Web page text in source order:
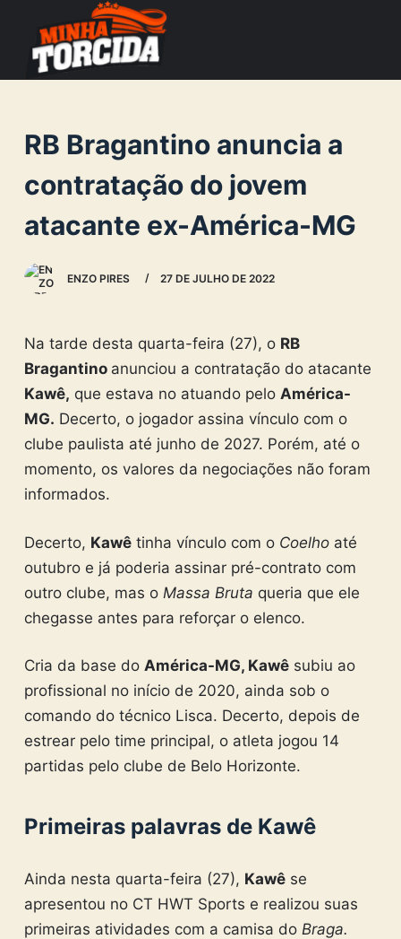
o
n
e
RB Bragantino anuncia a
contratação do jovem
atacante ex-América-MG
ENZO PIRES 27 DE JULHO DE 2022
Na tarde desta quarta-feira (27), o RB
Bragantino anunciou a contratação do atacante
Kawê, que estava no atuando pelo América-
MG. Decerto, o jogador assina vínculo com o
clube paulista até junho de 2027. Porém, até o
momento, os valores da negociações não foram
informados.
Decerto, Kawêtinha vínculo com o Coelhoaté
outubro e já poderia assinar pré-contrato com
outro clube, mas o Massa Bruta queria que ele
chegasse antes para reforçar o elenco.
Cria da base do América-MG, Kawêsubiu ao
profissional no início de 2020, ainda sob o
comando do técnico Lisca. Decerto, depois de
estrear pelo time principal, o atleta jogou 14
partidas pelo clube de Belo Horizonte.
Primeiras palavras de Kawê
Ainda nesta quarta-feira (27), Kawêse
apresentou no CT HWT Sports e realizou suas
primeiras atividades com a camisa do Braga.